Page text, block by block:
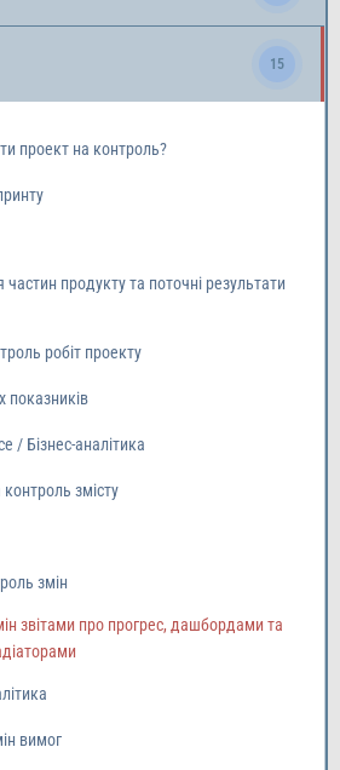
15
проект на контроль?
продукту та поточні результати
робіт проекту
показників
/ Бізнес-аналітика
змісту
змін
звітами про прогреc, дашбордами та
вимог